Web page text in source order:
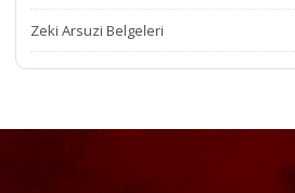
Zeki Arsuzi Belgeleri